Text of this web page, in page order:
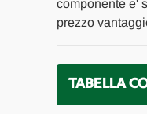
componente e'
prezzo
TABELLA